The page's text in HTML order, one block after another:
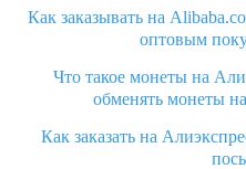
Как заказывать на
оптовым
Что такое монеты на
обменять монеты
Как заказать на